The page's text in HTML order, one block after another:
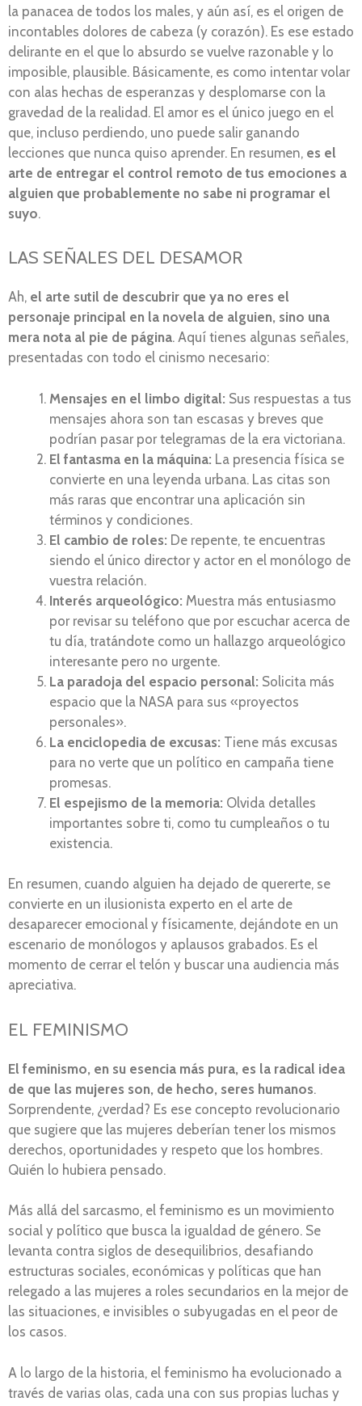
la panacea de todos los males, y aún así, es el origen de
incontables dolores de cabeza (y corazón). Es ese estado
delirante en el que lo absurdo se vuelve razonable y lo
imposible, plausible. Básicamente, es como intentar volar
con alas hechas de esperanzas y desplomarse con la
gravedad de la realidad. El amor es el único juego en el
que, incluso perdiendo, uno puede salir ganando
lecciones que nunca quiso aprender. En resumen, es el
arte de entregar el control remoto de tus emociones a
alguien que probablemente no sabe ni programar el
suyo.
LAS SEÑALES DEL DESAMOR
Ah, el arte sutil de descubrir que ya no eres el
personaje principal en la novela de alguien, sino una
mera nota al pie de página. Aquí tienes algunas señales,
presentadas con todo el cinismo necesario:
Mensajes en el limbo digital: Sus respuestas a tus
mensajes ahora son tan escasas y breves que
podrían pasar por telegramas de la era victoriana.
El fantasma en la máquina: La presencia física se
convierte en una leyenda urbana. Las citas son
más raras que encontrar una aplicación sin
términos y condiciones.
El cambio de roles: De repente, te encuentras
siendo el único director y actor en el monólogo de
vuestra relación.
Interés arqueológico: Muestra más entusiasmo
por revisar su teléfono que por escuchar acerca de
tu día, tratándote como un hallazgo arqueológico
interesante pero no urgente.
La paradoja del espacio personal: Solicita más
espacio que la NASA para sus «proyectos
personales».
La enciclopedia de excusas: Tiene más excusas
para no verte que un político en campaña tiene
promesas.
El espejismo de la memoria: Olvida detalles
importantes sobre ti, como tu cumpleaños o tu
existencia.
En resumen, cuando alguien ha dejado de quererte, se
convierte en un ilusionista experto en el arte de
desaparecer emocional y físicamente, dejándote en un
escenario de monólogos y aplausos grabados. Es el
momento de cerrar el telón y buscar una audiencia más
apreciativa.
EL FEMINISMO
El feminismo, en su esencia más pura, es la radical idea
de que las mujeres son, de hecho, seres humanos.
Sorprendente, ¿verdad? Es ese concepto revolucionario
que sugiere que las mujeres deberían tener los mismos
derechos, oportunidades y respeto que los hombres.
Quién lo hubiera pensado.
Más allá del sarcasmo, el feminismo es un movimiento
social y político que busca la igualdad de género. Se
levanta contra siglos de desequilibrios, desafiando
estructuras sociales, económicas y políticas que han
relegado a las mujeres a roles secundarios en la mejor de
las situaciones, e invisibles o subyugadas en el peor de
los casos.
A lo largo de la historia, el feminismo ha evolucionado a
través de varias olas, cada una con sus propias luchas y